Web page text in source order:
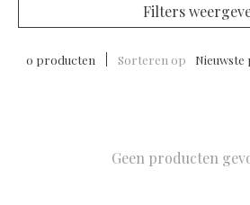
Filters
0 producten Sorteren op
Geen producten